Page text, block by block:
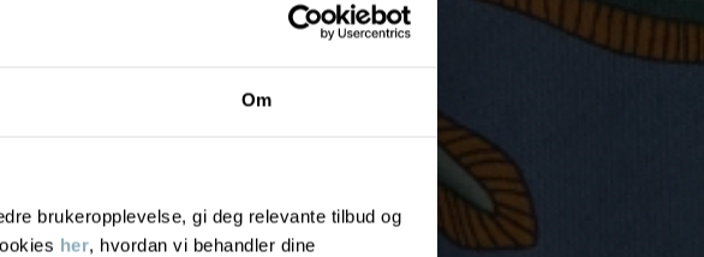
Om
brukeropplevelse, gi deg relevante tilbud og
her, hvordan vi behandler dine